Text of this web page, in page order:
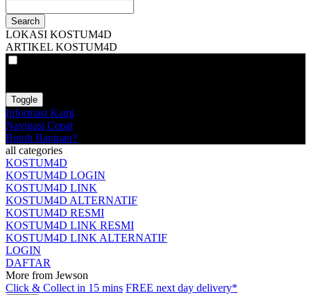
Search
LOKASI KOSTUM4D
ARTIKEL KOSTUM4D
Toggle
Informasi Kami
Navigasi Cepat
Butuh Bantuan?
all categories
KOSTUM4D
KOSTUM4D LOGIN
KOSTUM4D LINK
KOSTUM4D ALTERNATIF
KOSTUM4D RESMI
KOSTUM4D LINK RESMI
KOSTUM4D LINK ALTERNATIF
LOGIN
DAFTAR
More from Jewson
Click & Collect in 15 mins FREE next day delivery*